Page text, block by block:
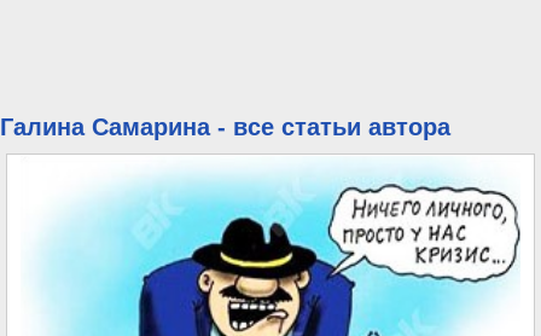
Галина Самарина - все статьи автора